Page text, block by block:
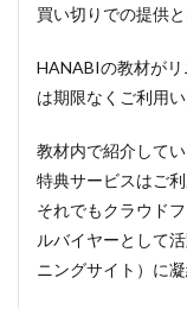
買い切りでの提供と
HANABIの教材が
は期限なくご利用い
教材内で紹介して
特典サービスはご
それでもクラウド
ルバイヤーとして
ニングサイト）に